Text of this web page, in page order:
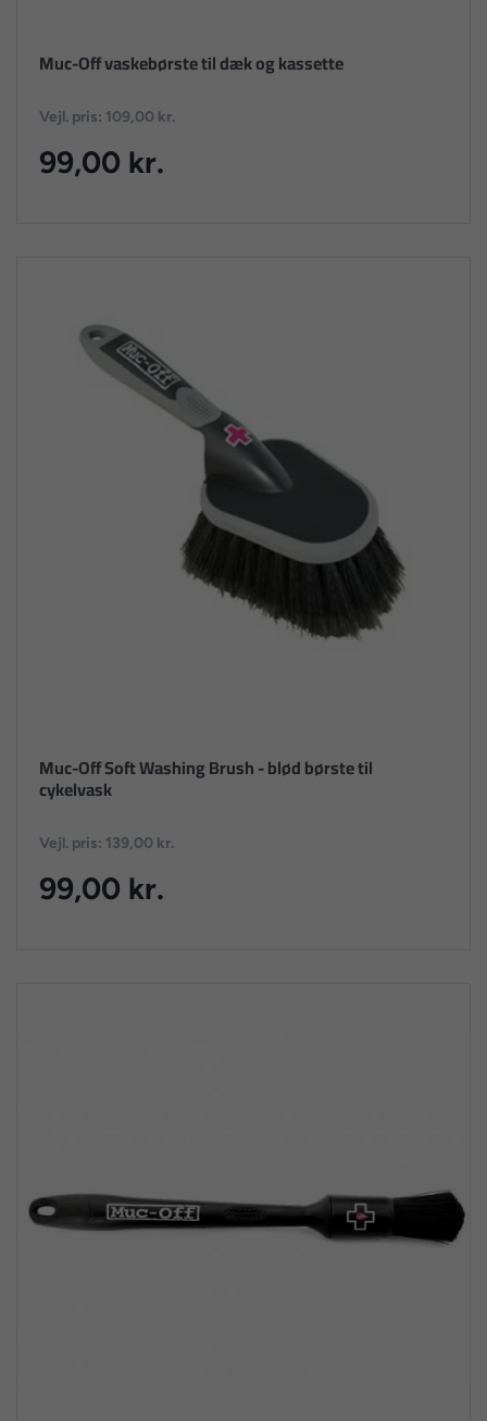
Muc-Off vaskebørste til dæk og kassette
Vejl. pris: 109,00 kr.
99,00 kr.
Muc-Off Soft Washing Brush - blød børste til
cykelvask
Vejl. pris: 139,00 kr.
99,00 kr.